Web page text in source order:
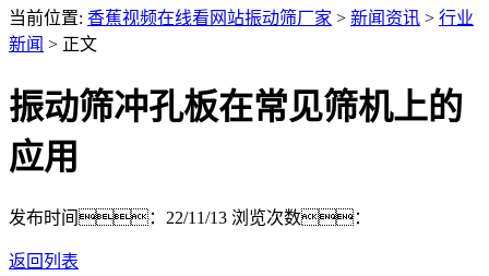
当前位置: 香蕉视频在线看网站振动筛厂家 > 新闻资讯 > 行业
新闻 > 正文
振动筛冲孔板在常见筛机上的
应用
发布时间：22/11/13 浏览次数：
返回列表